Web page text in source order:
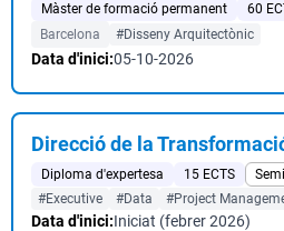
Màster de formació permanent 60
Barcelona
#Disseny Arquitectònic
Data d'inici:05-10-2026
Direcció de la
Diploma d'expertesa 15 ECTS
#Executive
#Data #Project
Data d'inici:Iniciat (febrer 2026)